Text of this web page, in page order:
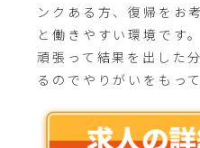
ンクある方、復帰をお
と働きやすい環境です。
頑張って結果を出した
るのでやりがいをもっ